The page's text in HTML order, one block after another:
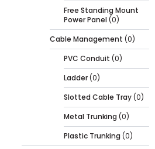
Free Standing Mount
Power Panel (0)
Cable Management (0)
PVC Conduit (0)
Ladder (0)
Slotted Cable Tray (0)
Metal Trunking (0)
Plastic Trunking (0)